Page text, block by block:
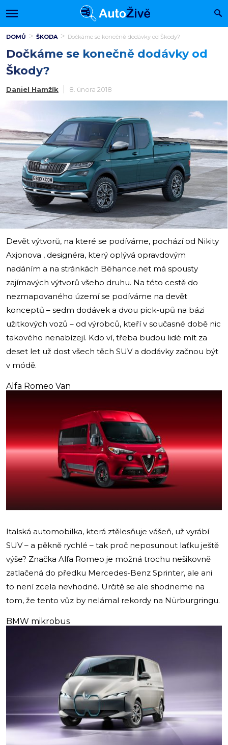
DOMŮ ŠKODA Dočkáme se konečně dodávky od Škody?
Dočkáme se konečně dodávky od
Škody?
Daniel Hamžík 8. února 2018
Devět výtvorů, na které se podíváme, pochází od Nikity
Axjonova , designéra, který oplývá opravdovým
nadáním a na stránkách Bēhance.net má spousty
zajímavých výtvorů všeho druhu. Na této cestě do
nezmapovaného území se podíváme na devět
konceptů – sedm dodávek a dvou pick-upů na bázi
užitkových vozů – od výrobců, kteří v současné době nic
takového nenabízejí. Kdo ví, třeba budou lidé mít za
deset let už dost všech těch SUV a dodávky začnou být
v módě.
Alfa Romeo Van
Italská automobilka, která ztělesňuje vášeň, už vyrábí
SUV – a pěkně rychlé – tak proč neposunout laťku ještě
výše? Značka Alfa Romeo je možná trochu nešikovně
zatlačená do předku Mercedes-Benz Sprinter, ale ani
to není zcela nevhodné. Určitě se ale shodneme na
tom, že tento vůz by nelámal rekordy na Nürburgringu.
BMW mikrobus